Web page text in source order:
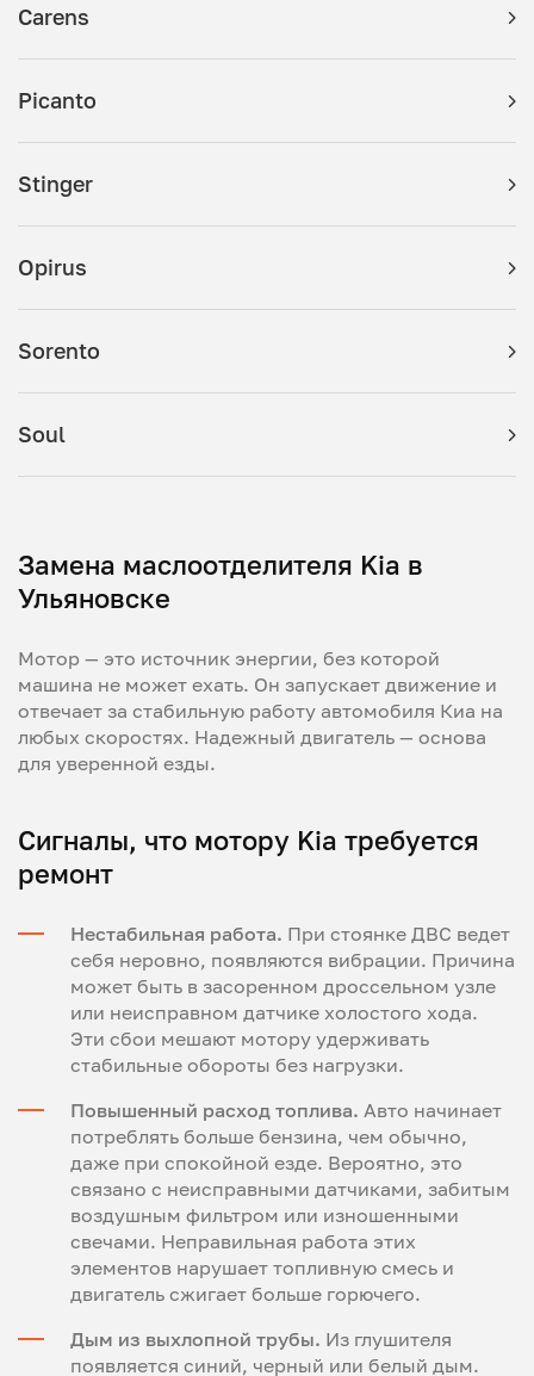
Carens
Picanto
Stinger
Opirus
Sorento
Soul
Замена маслоотделителя Kia в
Ульяновске
Мотор — это источник энергии, без которой
машина не может ехать. Он запускает движение и
отвечает за стабильную работу автомобиля Киа на
любых скоростях. Надежный двигатель — основа
для уверенной езды.
Сигналы, что мотору Kia требуется
ремонт
Нестабильная работа. При стоянке ДВС ведет
себя неровно, появляются вибрации. Причина
может быть в засоренном дроссельном узле
или неисправном датчике холостого хода.
Эти сбои мешают мотору удерживать
стабильные обороты без нагрузки.
Повышенный расход топлива. Авто начинает
потреблять больше бензина, чем обычно,
даже при спокойной езде. Вероятно, это
связано с неисправными датчиками, забитым
воздушным фильтром или изношенными
свечами. Неправильная работа этих
элементов нарушает топливную смесь и
двигатель сжигает больше горючего.
Дым из выхлопной трубы. Из глушителя
появляется синий, черный или белый дым.